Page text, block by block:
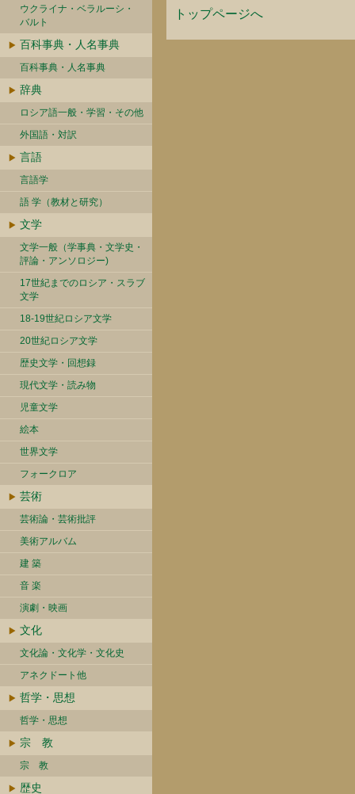
ウクライナ・ベラルーシ・
バルト
百科事典・人名事典
百科事典・人名事典
辞典
ロシア語一般・学習・その他
外国語・対訳
言語
言語学
語 学（教材と研究）
文学
文学一般（学事典・文学史・
評論・アンソロジー)
17世紀までのロシア・スラブ
文学
18-19世紀ロシア文学
20世紀ロシア文学
歴史文学・回想録
現代文学・読み物
児童文学
絵本
世界文学
フォークロア
芸術
芸術論・芸術批評
美術アルバム
建 築
音 楽
演劇・映画
文化
文化論・文化学・文化史
アネクドート他
哲学・思想
哲学・思想
宗 教
宗 教
歴史
トップページへ